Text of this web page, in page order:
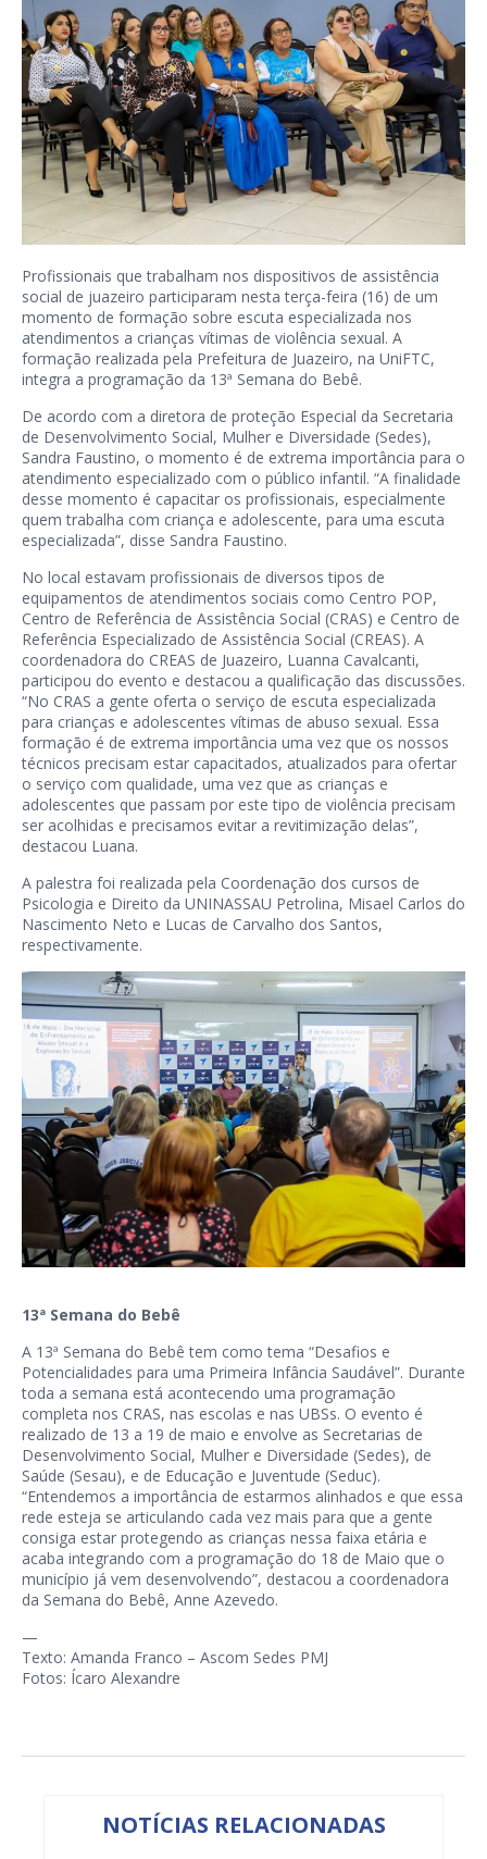
Profissionais que trabalham nos dispositivos de assistência
social de juazeiro participaram nesta terça-feira (16) de um
momento de formação sobre escuta especializada nos
atendimentos a crianças vítimas de violência sexual. A
formação realizada pela Prefeitura de Juazeiro, na UniFTC,
integra a programação da 13ª Semana do Bebê.
De acordo com a diretora de proteção Especial da Secretaria
de Desenvolvimento Social, Mulher e Diversidade (Sedes),
Sandra Faustino, o momento é de extrema importância para o
atendimento especializado com o público infantil. “A finalidade
desse momento é capacitar os profissionais, especialmente
quem trabalha com criança e adolescente, para uma escuta
especializada”, disse Sandra Faustino.
No local estavam profissionais de diversos tipos de
equipamentos de atendimentos sociais como Centro POP,
Centro de Referência de Assistência Social (CRAS) e Centro de
Referência Especializado de Assistência Social (CREAS). A
coordenadora do CREAS de Juazeiro, Luanna Cavalcanti,
participou do evento e destacou a qualificação das discussões.
“No CRAS a gente oferta o serviço de escuta especializada
para crianças e adolescentes vítimas de abuso sexual. Essa
formação é de extrema importância uma vez que os nossos
técnicos precisam estar capacitados, atualizados para ofertar
o serviço com qualidade, uma vez que as crianças e
adolescentes que passam por este tipo de violência precisam
ser acolhidas e precisamos evitar a revitimização delas”,
destacou Luana.
A palestra foi realizada pela Coordenação dos cursos de
Psicologia e Direito da UNINASSAU Petrolina, Misael Carlos do
Nascimento Neto e Lucas de Carvalho dos Santos,
respectivamente.
13ª Semana do Bebê
A 13ª Semana do Bebê tem como tema “Desafios e
Potencialidades para uma Primeira Infância Saudável”. Durante
toda a semana está acontecendo uma programação
completa nos CRAS, nas escolas e nas UBSs. O evento é
realizado de 13 a 19 de maio e envolve as Secretarias de
Desenvolvimento Social, Mulher e Diversidade (Sedes), de
Saúde (Sesau), e de Educação e Juventude (Seduc).
“Entendemos a importância de estarmos alinhados e que essa
rede esteja se articulando cada vez mais para que a gente
consiga estar protegendo as crianças nessa faixa etária e
acaba integrando com a programação do 18 de Maio que o
município já vem desenvolvendo”, destacou a coordenadora
da Semana do Bebê, Anne Azevedo.
—
Texto: Amanda Franco – Ascom Sedes PMJ
Fotos: Ícaro Alexandre
NOTÍCIAS RELACIONADAS